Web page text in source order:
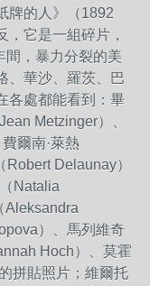
牌的人》（1892
它是一組碎片，
間，暴力分裂的美
、華沙、羅茨、巴
各處都能看到：畢
Metzinger）、
爾南·萊熱
Robert Delaunay）
Natalia
Aleksandra
）、馬列維奇
Hoch）、莫霍
拼貼照片；維爾托